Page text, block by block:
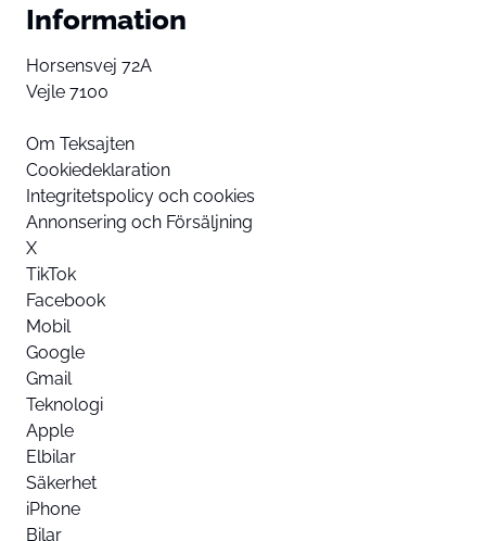
Information
Horsensvej 72A
Vejle 7100
Om Teksajten
Cookiedeklaration
Integritetspolicy och cookies
Annonsering och Försäljning
X
TikTok
Facebook
Mobil
Google
Gmail
Teknologi
Apple
Elbilar
Säkerhet
iPhone
Bilar